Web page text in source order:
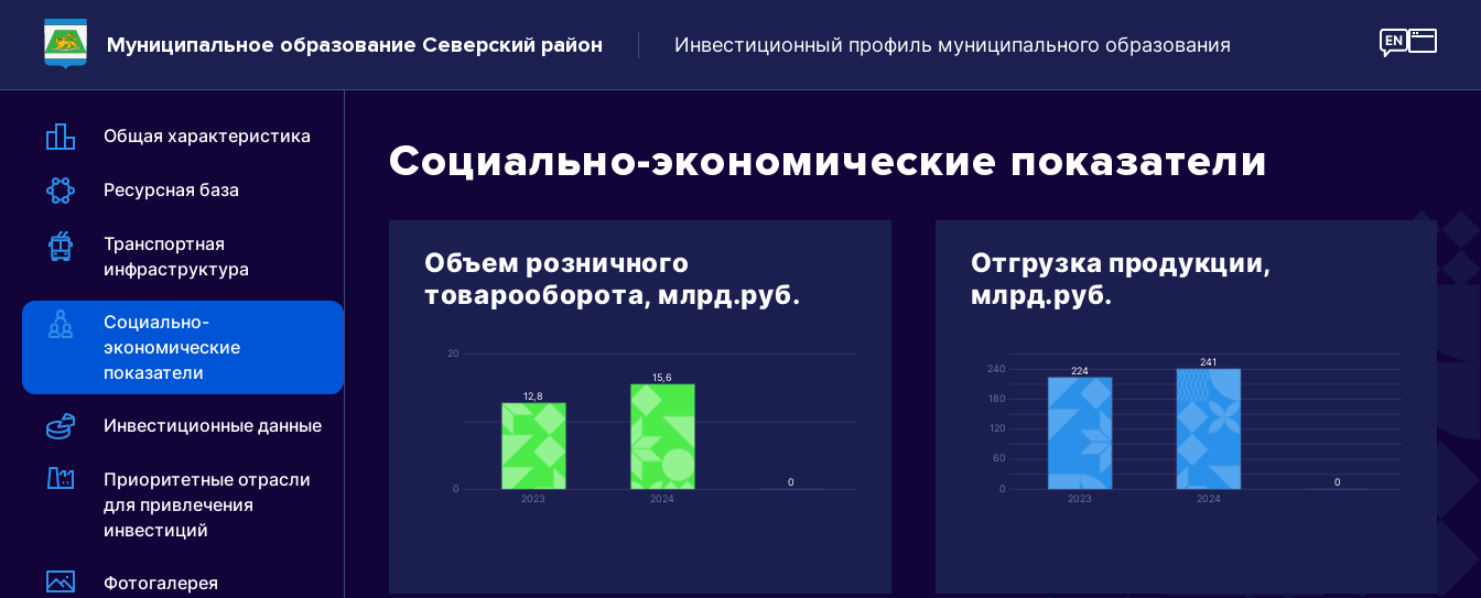
Муниципальное образование Северский район Инвестиционный профиль муниципального образования
Общая характеристика
Ресурсная база
Транспортная
инфраструктура
Социально-
экономические
показатели
Инвестиционные данные
Приоритетные отрасли
для привлечения
инвестиций
Фотогалерея
Социально-экономические показатели
Объем розничного
товарооборота, млрд.руб.
0
20
2023 2024
12,8
15,6
0
Отгрузка продукции,
млрд.руб.
0
60
120
180
240
2023 2024
224
241
0